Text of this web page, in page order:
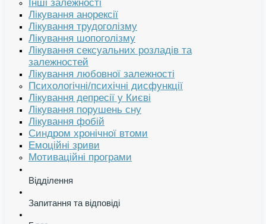
Інші залежності
Лікування анорексії
Лікування трудоголізму
Лікування шопоголізму
Лікування сексуальних розладів та
залежностей
Лікування любовної залежності
Психологічні/психічні дисфункції
Лікування депресії у Києві
Лікування порушень сну
Лікування фобій
Синдром хронічної втоми
Емоційні зриви
Мотиваційні програми
Відділення
Запитання та відповіді